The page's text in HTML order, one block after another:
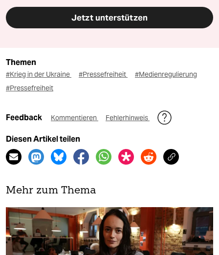
Jetzt unterstützen
Themen
#Krieg in der Ukraine #Pressefreiheit
#Medienregulierung
#Pressefreiheit
Feedback Kommentieren Fehlerhinweis
Diesen Artikel teilen
Mehr zum Thema